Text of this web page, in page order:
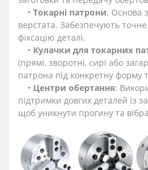
• Токарні патрони: Основа
верстата. Забезпечують
фіксацію деталі.
• Кулачки для токарних
(прямі, зворотні, сирі або
патрона під конкретну форму
• Центри обертання:
підтримки довгих деталей із
щоб уникнути прогину та